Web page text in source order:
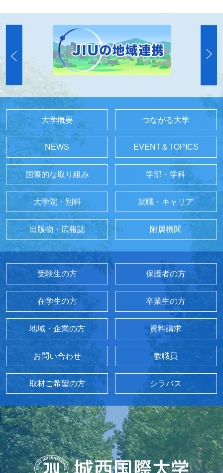
大学概要 つながる大学
NEWS EVENT＆TOPICS
国際的な取り組み 学部・学科
大学院・別科 就職・キャリア
出版物・広報誌 附属機関
受験生の方 保護者の方
在学生の方 卒業生の方
地域・企業の方 資料請求
お問い合わせ 教職員
取材ご希望の方 シラバス